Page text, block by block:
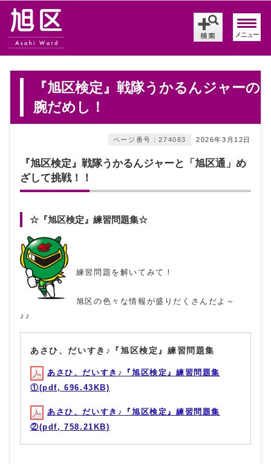
メニュー
『旭区検定』戦隊うかるんジャーの
腕だめし！
2026年3月12日
ページ番号：274083
『旭区検定』戦隊うかるんジャーと「旭区通」め
ざして挑戦！！
☆『旭区検定』練習問題集☆
練習問題を解いてみて！
旭区の色々な情報が盛りだくさんだよ～
♪♪
あさひ、だいすき♪『旭区検定』練習問題集
あさひ、だいすき♪『旭区検定』練習問題集
①(pdf, 696.43KB)
あさひ、だいすき♪『旭区検定』練習問題集
②(pdf, 758.21KB)